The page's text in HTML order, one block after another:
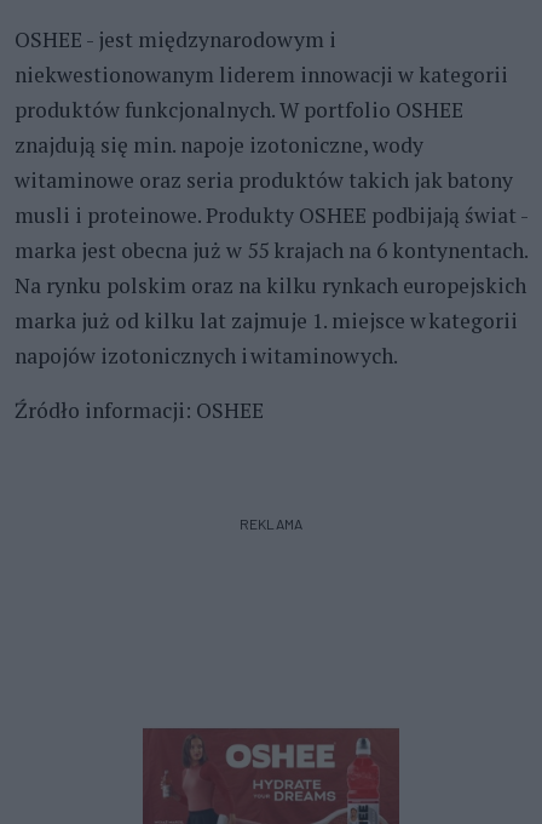
OSHEE - jest międzynarodowym i
niekwestionowanym liderem innowacji w kategorii
produktów funkcjonalnych. W portfolio OSHEE
znajdują się min. napoje izotoniczne, wody
witaminowe oraz seria produktów takich jak batony
musli i proteinowe. Produkty OSHEE podbijają świat -
marka jest obecna już w 55 krajach na 6 kontynentach.
Na rynku polskim oraz na kilku rynkach europejskich
marka już od kilku lat zajmuje 1. miejsce w kategorii
napojów izotonicznych i witaminowych.
Źródło informacji: OSHEE
REKLAMA